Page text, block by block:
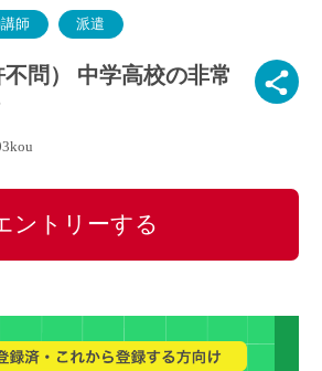
師 派遣
問） 中学高校の非常
ントリーする